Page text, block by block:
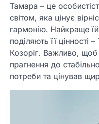
Тамара – це
світом, яка цінує
гармонію. Найкраще їй
поділяють її цінності
Козоріг. Важливо, щоб
прагнення до
потреби та цінував